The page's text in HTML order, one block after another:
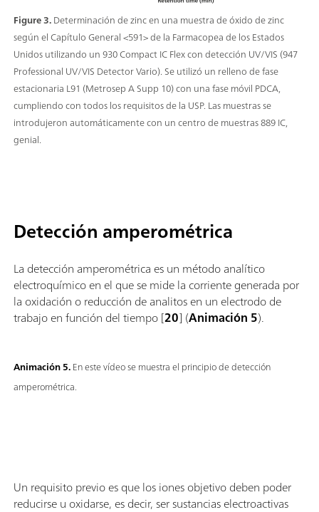
Figure 3.Determinación de zinc en una muestra de óxido de zinc
según el Capítulo General <591> de la Farmacopea de los Estados
Unidos utilizando un 930 Compact IC Flex con detección UV/VIS (947
Professional UV/VIS Detector Vario). Se utilizó un relleno de fase
estacionaria L91 (Metrosep A Supp 10) con una fase móvil PDCA,
cumpliendo con todos los requisitos de la USP. Las muestras se
introdujeron automáticamente con un centro de muestras 889 IC,
genial.
Detección amperométrica
La detección amperométrica es un método analítico
electroquímico en el que se mide la corriente generada por
la oxidación o reducción de analitos en un electrodo de
trabajo en función del tiempo [20] (Animación 5).
Animación 5.En este vídeo se muestra el principio de detección
amperométrica.
Un requisito previo es que los iones objetivo deben poder
reducirse u oxidarse, es decir, ser sustancias electroactivas